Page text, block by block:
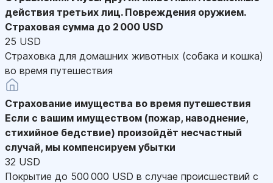
действия третьих лиц. Повреждения оружием.
Страховая сумма до 2 000 USD
25 USD
Страховка для домашних животных (собака и кошка)
во время путешествия
Страхование имущества во время путешествия
Если с вашим имуществом (пожар, наводнение,
стихийное бедствие) произойдёт несчастный
случай, мы компенсируем убытки
32 USD
Покрытие до 500 000 USD в случае происшествий с